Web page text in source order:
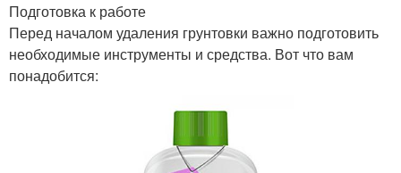
Подготовка к работе
Перед началом удаления грунтовки важно подготовить
необходимые инструменты и средства. Вот что вам
понадобится: